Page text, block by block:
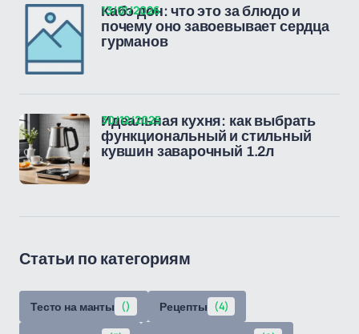
Кабэ дон: что это за блюдо и
почему оно завоевывает сердца
гурманов
13/01/2026
Идеальная кухня: как выбрать
функциональный и стильный
кувшин заварочный 1.2л
30/12/2025
Статьи по категориям
Тесто на манты () Рецепты (4)